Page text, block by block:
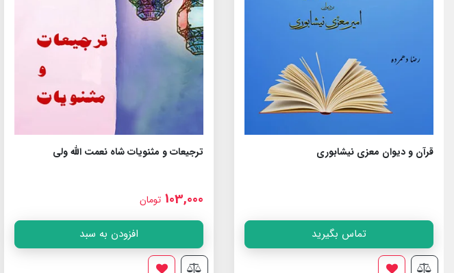
قرآن و دیوان معزی نیشابوری
تماس بگیرید
ترجیعات و مثنویات شاه نعمت الله ولى
103,000 تومان
افزودن به سبد